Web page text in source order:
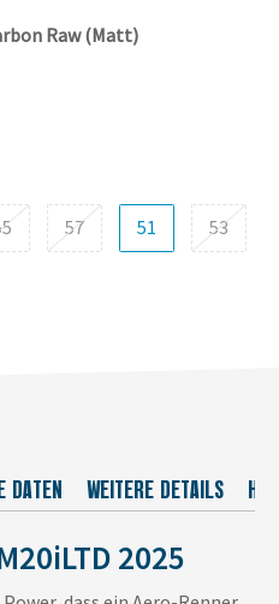
Raw (Matt)
57 51 53
DATEN WEITERE DETAILS
2025